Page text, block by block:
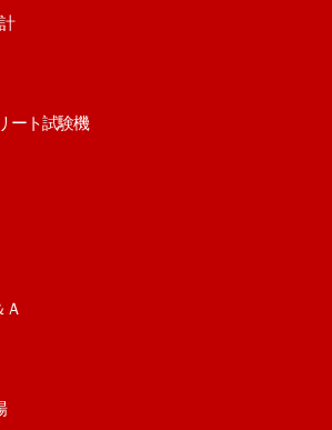
ート試験機
Ａ